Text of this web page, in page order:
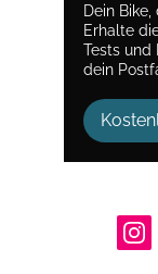
Dein
Erhalte
Tests und
dein